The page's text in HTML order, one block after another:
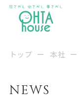
トップ ー 本社 ー
NEWS